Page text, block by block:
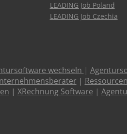
LEADING Job Poland
LEADING Job Czechia
wechseln |
|
| XRechnung Software |